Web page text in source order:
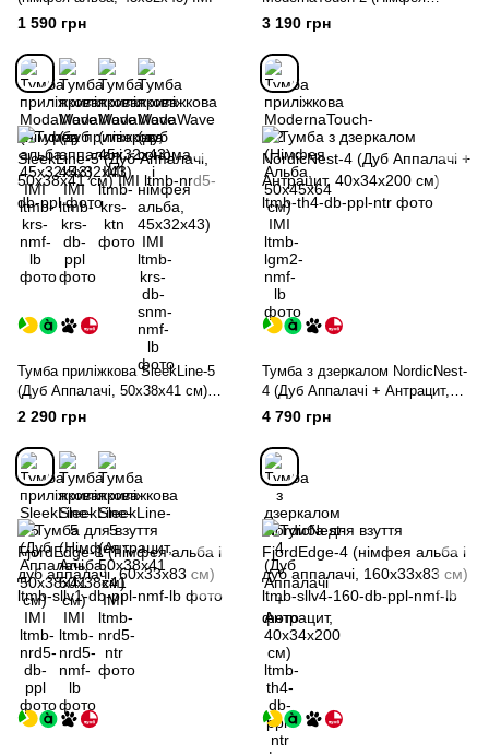
1 590 грн
Альба, 50x45x64 см) IMI
3 190 грн
Тумба приліжкова SleekLine-5
(Дуб Аппалачі, 50x38x41 см)
IMI
2 290 грн
Тумба з дзеркалом NordicNest-
4 (Дуб Аппалачі + Антрацит,
40х34х200 см)
4 790 грн